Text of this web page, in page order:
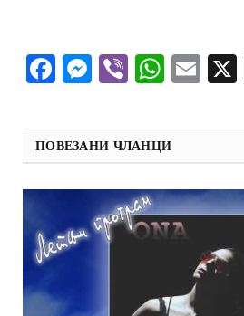
Facebook
Messenger
Viber
ПОВЕЗАНИ ЧЛАНЦИ